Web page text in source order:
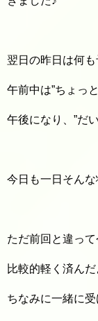
翌日の昨日は何
午前中は”ちょっ
午後になり、”だ
今日も一日そん
ただ前回と違って
比較的軽く済ん
ちなみに一緒に受